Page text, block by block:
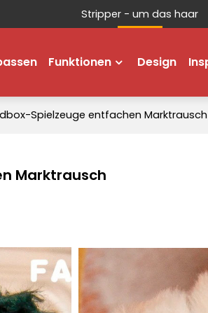
Stripper - um das haar
Funktionen Design
Spielzeuge entfachen Marktrausch
Marktrausch